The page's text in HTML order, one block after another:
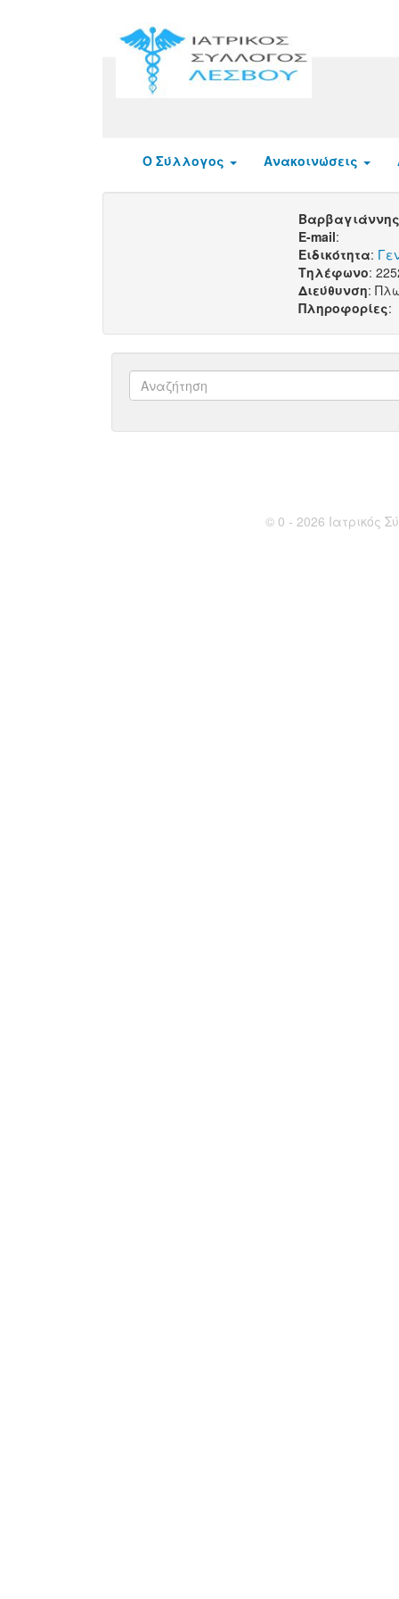
Ο Σύλλογος Ανακοινώσεις
E-mail:
Ειδικότητα:
Τηλέφωνο:
Διεύθυνση:
Πληροφορίες:
© 0 - 2026 Ιατρικός